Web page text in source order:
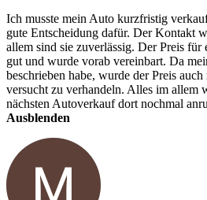
Ich musste mein Auto kurzfristig
gute Entscheidung dafür. Der Kontakt
allem sind sie zuverlässig. Der Preis
gut und wurde vorab vereinbart. Da
beschrieben habe, wurde der Preis
versucht zu verhandeln. Alles im allem
nächsten Autoverkauf dort nochmal
Ausblenden